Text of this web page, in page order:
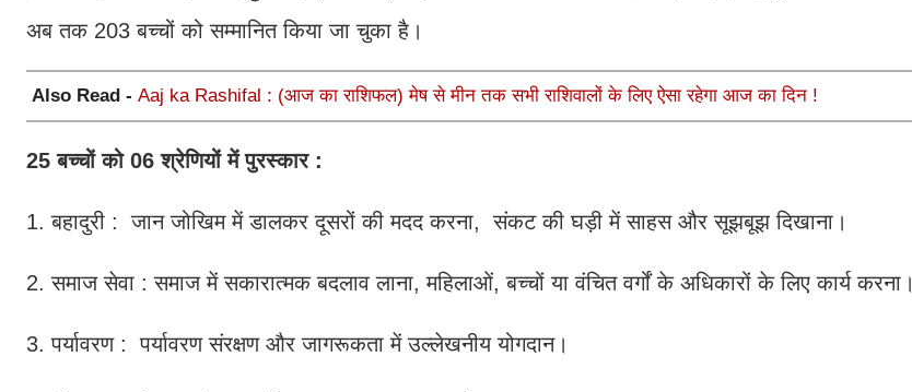
अब तक 203 बच्चों को सम्मानित किया जा चुका है।
Also Read - Aaj ka Rashifal : (आज का राशिफल) मेष से मीन तक सभी राशिवालों के लिए ऐसा रहेगा आज का दिन !
25 बच्चों को 06 श्रेणियों में पुरस्कार :
1. बहादुरी : जान जोखिम में डालकर दूसरों की मदद करना, संकट की घड़ी में साहस और सूझबूझ दिखाना।
2. समाज सेवा : समाज में सकारात्मक बदलाव लाना, महिलाओं, बच्चों या वंचित वर्गों के अधिकारों के लिए कार्य करना।
3. पर्यावरण : पर्यावरण संरक्षण और जागरूकता में उल्लेखनीय योगदान।